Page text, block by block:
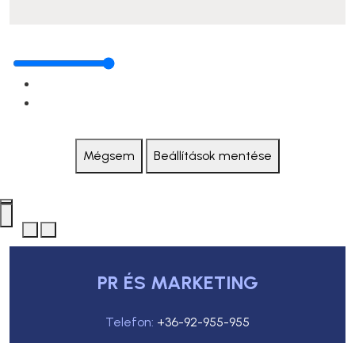
Mégsem Beállítások mentése
PR ÉS MARKETING
Telefon: +36-92-955-955